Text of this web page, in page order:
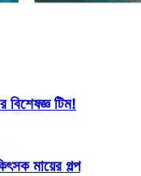
বিশেষজ্ঞ টিম!
মায়ের গল্প